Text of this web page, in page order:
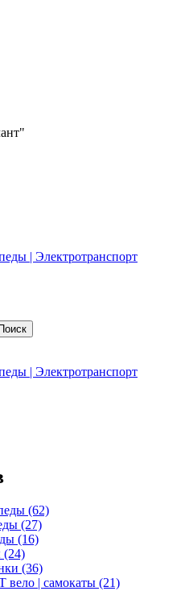
| Электротранспорт
| Электротранспорт
(62)
(27)
(16)
(24)
(36)
| самокаты (21)